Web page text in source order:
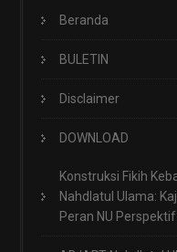
Beranda
BULETIN
Disclaimer
DOWNLOAD
Konstruksi Fikih
Nahdlatul Ulama:
Peran NU